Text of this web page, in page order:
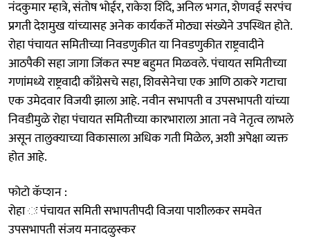
नंदकुमार म्हात्रे, संतोष भोईर, राकेश शिंदे, अनिल भगत, शेणवई सरपंच
प्रगती देशमुख यांच्यासह अनेक कार्यकर्ते मोठ्या संख्येने उपस्थित होते.
रोहा पंचायत समितीच्या निवडणुकीत या निवडणुकीत राष्ट्रवादीने
आठपैकी सहा जागा जिंकत स्पष्ट बहुमत मिळवले. पंचायत समितीच्या
गणांमध्ये राष्ट्रवादी काँग्रेसचे सहा, शिवसेनेचा एक आणि ठाकरे गटाचा
एक उमेदवार विजयी झाला आहे. नवीन सभापती व उपसभापती यांच्या
निवडीमुळे रोहा पंचायत समितीच्या कारभाराला आता नवे नेतृत्व लाभले
असून तालुक्याच्या विकासाला अधिक गती मिळेल, अशी अपेक्षा व्यक्त
होत आहे.
फोटो कॅप्शन :
रोहा ः पंचायत समिती सभापतीपदी विजया पाशीलकर समवेत
उपसभापती संजय मनादळुस्कर